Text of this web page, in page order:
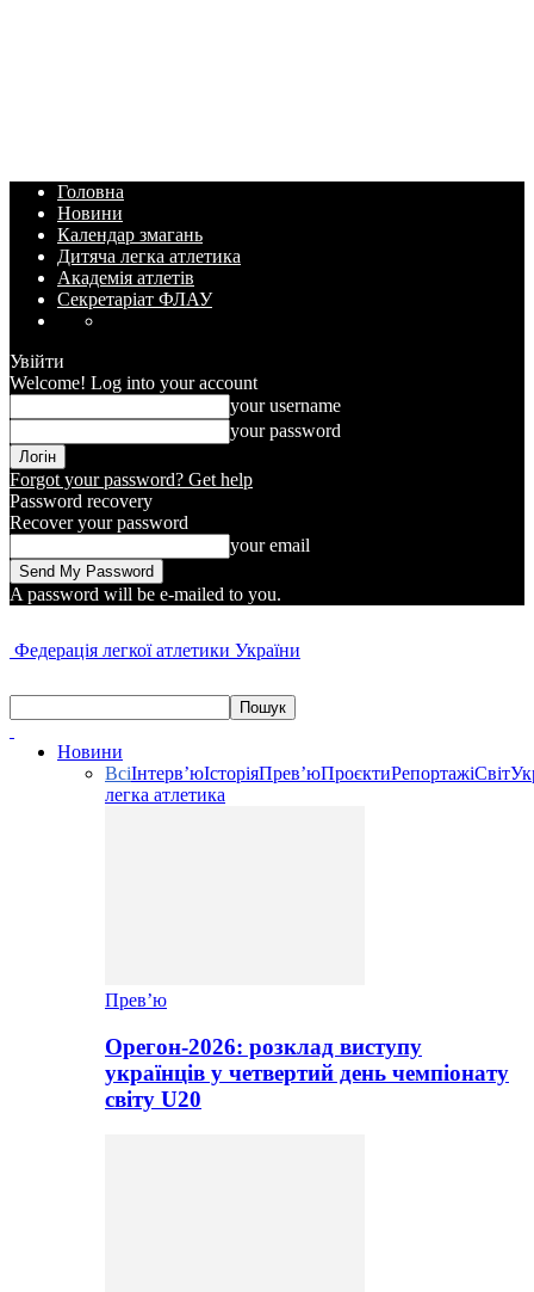
Головна
Новини
Календар змагань
Дитяча легка атлетика
Академія атлетів
Секретаріат ФЛАУ
Увійти
Welcome! Log into your account
your username
your password
Forgot your password? Get help
Password recovery
Recover your password
your email
A password will be e-mailed to you.
Федерація легкої атлетики України
Новини
ВсіІнтерв’юІсторіяПрев’юПроєктиРепортажіСвіт
легка атлетика
Прев’ю
Орегон-2026: розклад виступу
українців у четвертий день чемпіонату
світу U20